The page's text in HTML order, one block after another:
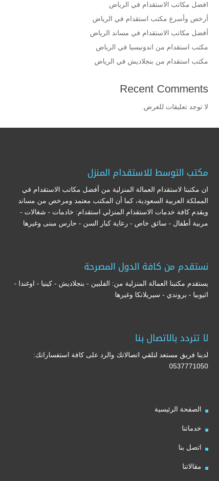
افضل مكاتب الاستقدام في الرياض
أرخص وأسرع مكتب استقدام في الرياض
أفضل مكاتب الاستقدام في مساند الرياض
مكتب استقدام من اندونيسيا في الرياض
مكتب استقدام من بنجلاديش في الرياض
Recent Comments
لا توجد تعليقات للعرض.
مكتب التوسط للاستقدام المنزل
ان مكتبنا لاستقدام العمالة المنزلية من أفضل مكاتب الاستقدام في
المملكة العربية السعودية، كما أن المكتب معتمد ومرخص من مساند
ويقدم كافة خدمات الاستقدام المنزلي استقدام: خادمات - شغالات -
مربية أطفال - سائق خاص - رعاية كبار السن - حارس مبنى وغيرها
نستقدم من كافة الدول المصرحة
يستقدم مكتبنا العمالة المنزلية من: الفلبين - بنجلاديش - كينيا - اوغندا -
اثيوبيا - بروندي - سيريلانكا وغيرها
لا تتردد بالاتصال بنا
لدينا فريق مستعد لتلقي اتصالاتك والرد على كافة استفساراتك:
0537771050
الصفحة الرئيسية
خدماتنا
اتصل بنا
مقالاتنا